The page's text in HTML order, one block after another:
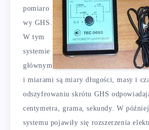
pomiaro
wy GHS.
W tym
systemie
głównym
i miarami są miary długości, masy i
odszyfrowaniu skrótu GHS
centymetra, grama, sekundy. W
systemu pojawiły się rozszerzenia